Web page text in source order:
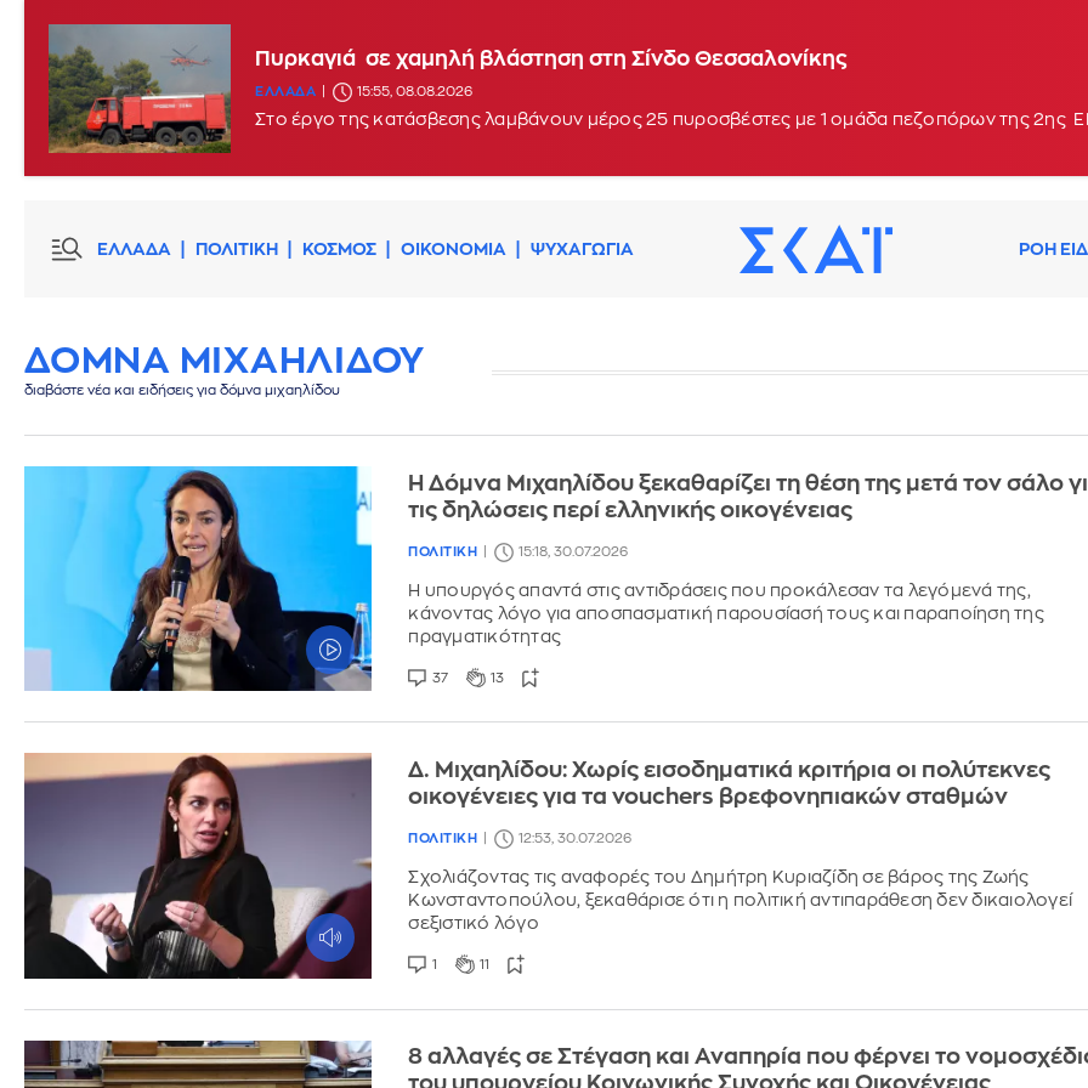
Πυρκαγιά σε χαμηλή βλάστηση στη Σίνδο Θεσσαλονίκης
ΕΛΛΑΔΑ 15:55, 08.08.2026
Στο έργο της κατάσβεσης λαμβάνουν μέρος 25 πυροσβέστες με 1 ομάδα πεζοπόρων της 2ης
ΕΛΛΑΔΑ ΠΟΛΙΤΙΚΗ ΚΟΣΜΟΣ ΟΙΚΟΝΟΜΙΑ ΨΥΧΑΓΩΓΙΑ ΡΟΗ
ΔΟΜΝΑ ΜΙΧΑΗΛΙΔΟΥ
διαβάστε νέα και ειδήσεις για δόμνα μιχαηλίδου
Η Δόμνα Μιχαηλίδου ξεκαθαρίζει τη θέση της μετά τον σάλο
τις δηλώσεις περί ελληνικής οικογένειας
ΠΟΛΙΤΙΚΗ 15:18, 30.07.2026
Η υπουργός απαντά στις αντιδράσεις που προκάλεσαν τα λεγόμενά της,
κάνοντας λόγο για αποσπασματική παρουσίασή τους και παραποίηση της
πραγματικότητας
37 13
Δ. Μιχαηλίδου: Χωρίς εισοδηματικά κριτήρια οι πολύτεκνες
οικογένειες για τα vouchers βρεφονηπιακών σταθμών
ΠΟΛΙΤΙΚΗ 12:53, 30.07.2026
Σχολιάζοντας τις αναφορές του Δημήτρη Κυριαζίδη σε βάρος της Ζωής
Κωνσταντοπούλου, ξεκαθάρισε ότι η πολιτική αντιπαράθεση δεν δικαιολογεί
σεξιστικό λόγο
1 11
8 αλλαγές σε Στέγαση και Αναπηρία που φέρνει το
του υπουργείου Κοινωνικής Συνοχής και Οικογένειας